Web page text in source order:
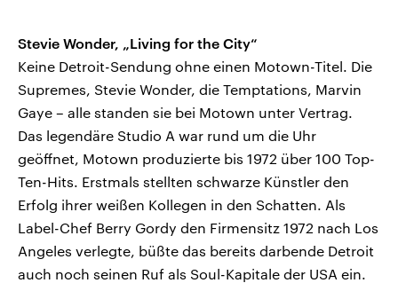
Stevie Wonder, „Living for the City“
Keine Detroit-Sendung ohne einen Motown-Titel. Die
Supremes, Stevie Wonder, die Temptations, Marvin
Gaye – alle standen sie bei Motown unter Vertrag.
Das legendäre Studio A war rund um die Uhr
geöffnet, Motown produzierte bis 1972 über 100 Top-
Ten-Hits. Erstmals stellten schwarze Künstler den
Erfolg ihrer weißen Kollegen in den Schatten. Als
Label-Chef Berry Gordy den Firmensitz 1972 nach Los
Angeles verlegte, büßte das bereits darbende Detroit
auch noch seinen Ruf als Soul-Kapitale der USA ein.